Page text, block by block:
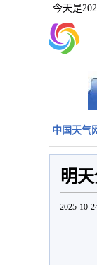
今天是
中国天气
明
2025-10-